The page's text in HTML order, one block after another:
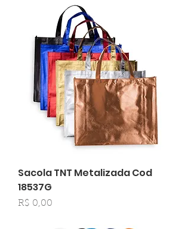
Sacola TNT Metalizada Cod
18537G
Preço
R$ 0,00